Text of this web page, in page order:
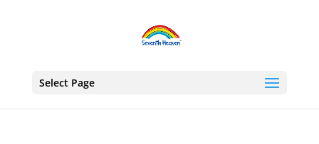
Select Page